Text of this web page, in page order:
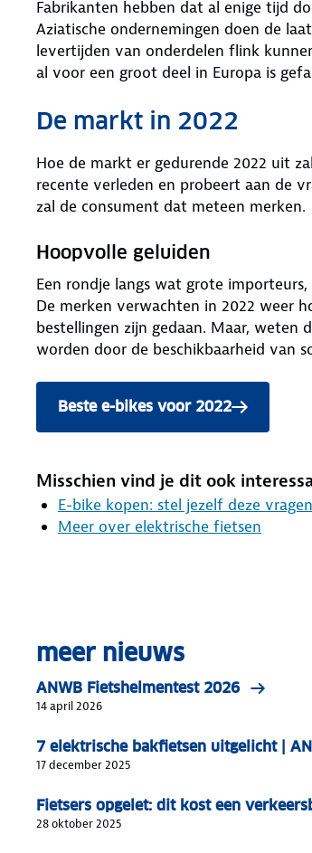
Fabrikanten hebben dat al enige tijd
Aziatische ondernemingen doen de
levertijden van onderdelen flink
al voor een groot deel in Europa is
De markt in 2022
Hoe de markt er gedurende 2022 uit
recente verleden en probeert aan de
zal de consument dat meteen merken.
Hoopvolle geluiden
Een rondje langs wat grote
De merken verwachten in 2022 weer
bestellingen zijn gedaan. Maar, weten
worden door de beschikbaarheid van
Beste e-bikes voor 2022
Misschien vind je dit ook
E-bike kopen: stel jezelf deze vragen
Meer over elektrische fietsen
meer nieuws
ANWB Fietshelmentest 2026
14 april 2026
7 elektrische bakfietsen uitgelicht |
17 december 2025
Fietsers opgelet: dit kost een
28 oktober 2025